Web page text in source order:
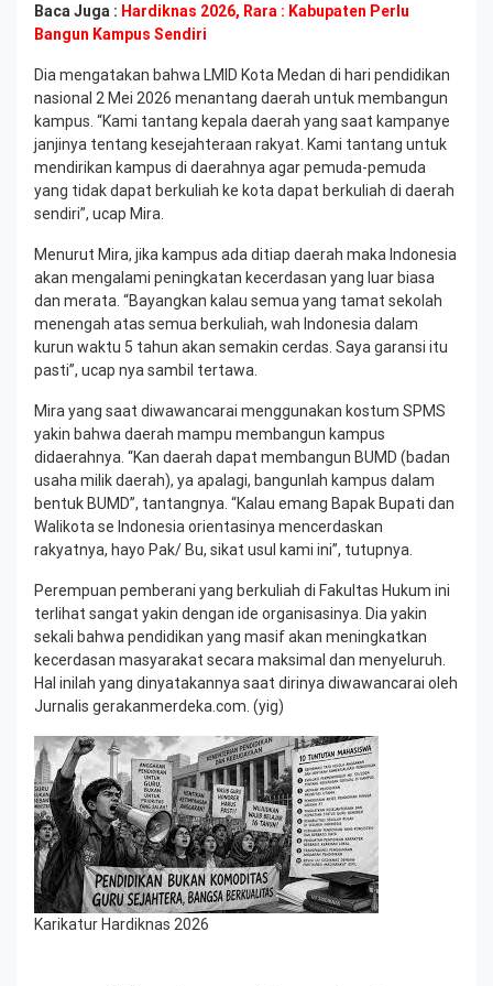
Baca Juga : Hardiknas 2026, Rara : Kabupaten Perlu
Bangun Kampus Sendiri
Dia mengatakan bahwa LMID Kota Medan di hari pendidikan
nasional 2 Mei 2026 menantang daerah untuk membangun
kampus. “Kami tantang kepala daerah yang saat kampanye
janjinya tentang kesejahteraan rakyat. Kami tantang untuk
mendirikan kampus di daerahnya agar pemuda-pemuda
yang tidak dapat berkuliah ke kota dapat berkuliah di daerah
sendiri”, ucap Mira.
Menurut Mira, jika kampus ada ditiap daerah maka Indonesia
akan mengalami peningkatan kecerdasan yang luar biasa
dan merata. “Bayangkan kalau semua yang tamat sekolah
menengah atas semua berkuliah, wah Indonesia dalam
kurun waktu 5 tahun akan semakin cerdas. Saya garansi itu
pasti”, ucap nya sambil tertawa.
Mira yang saat diwawancarai menggunakan kostum SPMS
yakin bahwa daerah mampu membangun kampus
didaerahnya. “Kan daerah dapat membangun BUMD (badan
usaha milik daerah), ya apalagi, bangunlah kampus dalam
bentuk BUMD”, tantangnya. “Kalau emang Bapak Bupati dan
Walikota se Indonesia orientasinya mencerdaskan
rakyatnya, hayo Pak/ Bu, sikat usul kami ini”, tutupnya.
Perempuan pemberani yang berkuliah di Fakultas Hukum ini
terlihat sangat yakin dengan ide organisasinya. Dia yakin
sekali bahwa pendidikan yang masif akan meningkatkan
kecerdasan masyarakat secara maksimal dan menyeluruh.
Hal inilah yang dinyatakannya saat dirinya diwawancarai oleh
Jurnalis gerakanmerdeka.com. (yig)
Karikatur Hardiknas 2026